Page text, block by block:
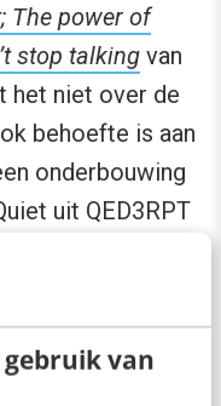
van
The power of
stop talking van
het niet over de
behoefte is aan
onderbouwing
uit QED3RPT
back